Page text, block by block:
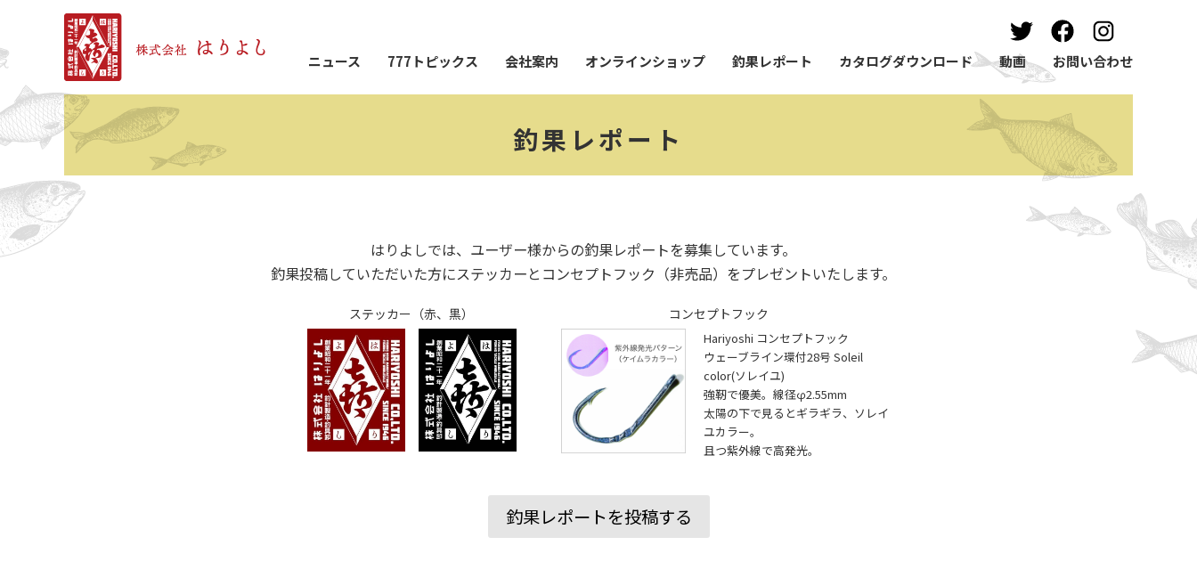
ニュース 777トピックス 会社案内 オンラインショップ 釣果レポート カタログダウンロード 動画 お問い合わせ
釣果レポート
はりよしでは、ユーザー様からの釣果レポートを募集しています。
釣果投稿していただいた方にステッカーとコンセプトフック（非売品）をプレゼントいたします。
ステッカー（赤、黒） コンセプトフック
Hariyoshi コンセプトフック
ウェーブライン環付28号 Soleil
color(ソレイユ)
強靭で優美。線径φ2.55mm
太陽の下で見るとギラギラ、ソレイ
ユカラー。
且つ紫外線で高発光。
釣果レポートを投稿する